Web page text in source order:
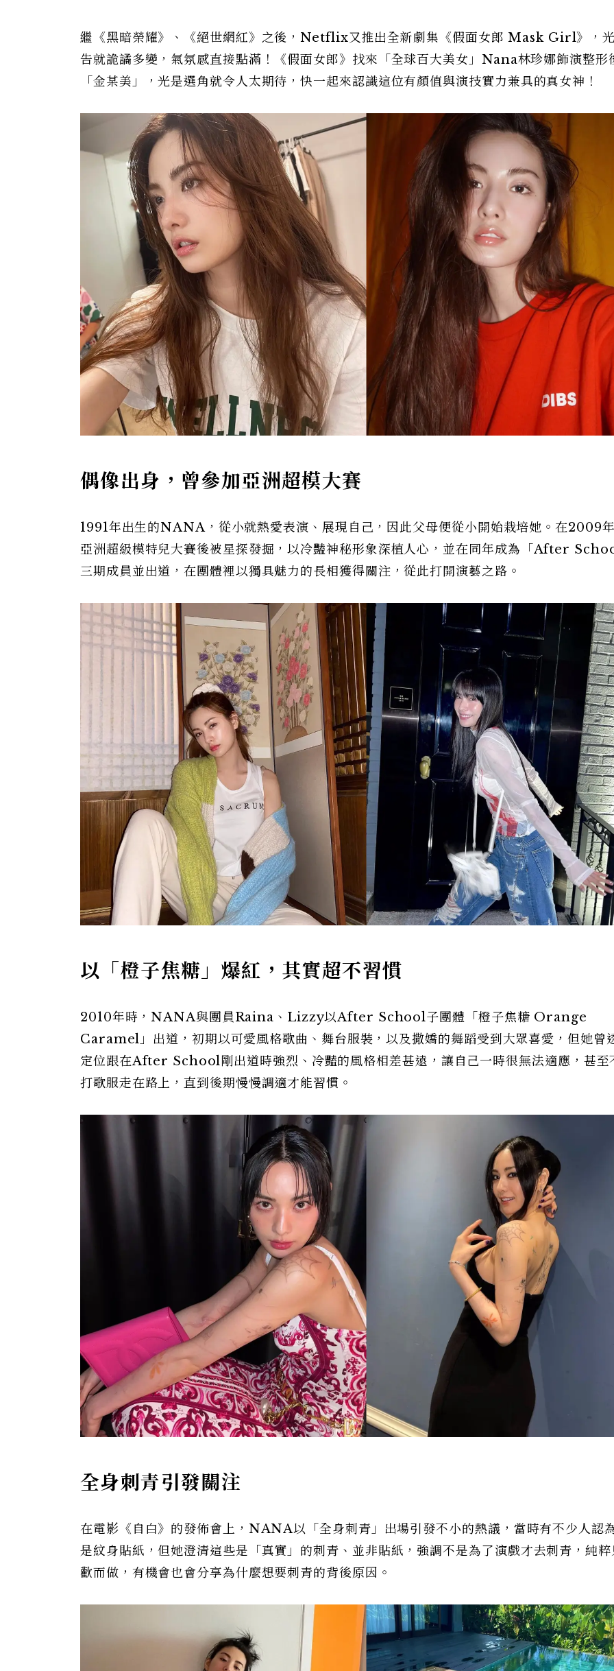
繼《黑暗榮耀》、《絕世網紅》之後，Netflix又推出全新劇集《假面女郎 Mask Girl》，
告就詭譎多變，氣氛感直接點滿！《假面女郎》找來「全球百大美女」Nana林珍娜飾演整形
「金某美」，光是選角就令人太期待，快一起來認識這位有顏值與演技實力兼具的真女神！
偶像出身，曾參加亞洲超模大賽
1991年出生的NANA，從小就熱愛表演、展現自己，因此父母便從小開始栽培她。在2009
亞洲超級模特兒大賽後被星探發掘，以冷豔神秘形象深植人心，並在同年成為「After
三期成員並出道，在團體裡以獨具魅力的長相獲得關注，從此打開演藝之路。
以「橙子焦糖」爆紅，其實超不習慣
2010年時，NANA與團員Raina、Lizzy以After School子團體「橙子焦糖 Orange
Caramel」出道，初期以可愛風格歌曲、舞台服裝，以及撒嬌的舞蹈受到大眾喜愛，但她曾
定位跟在After School剛出道時強烈、冷豔的風格相差甚遠，讓自己一時很無法適應，甚至
打歌服走在路上，直到後期慢慢調適才能習慣。
全身刺青引發關注
在電影《自白》的發佈會上，NANA以「全身刺青」出場引發不小的熱議，當時有不少人認
是紋身貼紙，但她澄清這些是「真實」的刺青、並非貼紙，強調不是為了演戲才去刺青，純
歡而做，有機會也會分享為什麼想要刺青的背後原因。